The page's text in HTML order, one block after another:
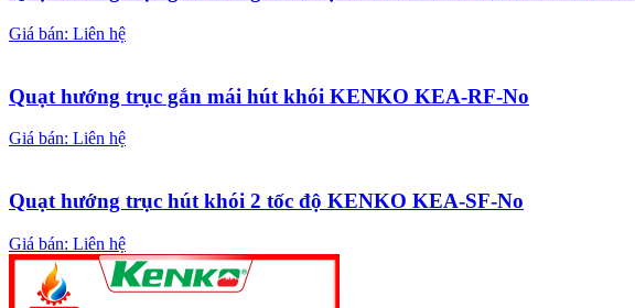
Giá bán: Liên hệ
Quạt hướng trục gắn mái hút khói KENKO KEA-RF-No
Giá bán: Liên hệ
Quạt hướng trục hút khói 2 tốc độ KENKO KEA-SF-No
Giá bán: Liên hệ